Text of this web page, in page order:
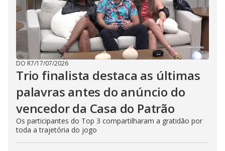
DO R7/17/07/2026
Trio finalista destaca as últimas
palavras antes do anúncio do
vencedor da Casa do Patrão
Os participantes do Top 3 compartilharam a gratidão por
toda a trajetória do jogo